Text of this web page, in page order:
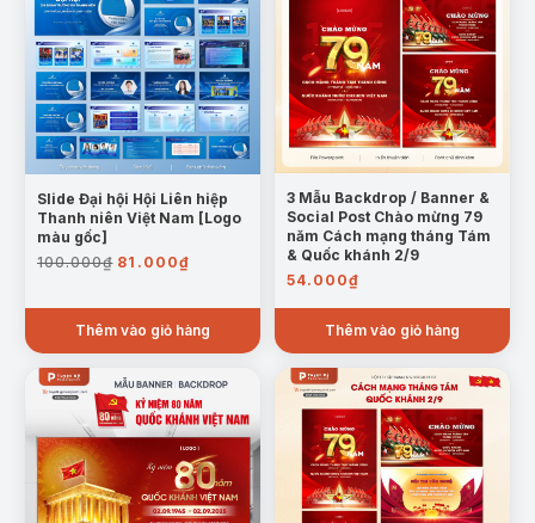
Slide Đại hội Hội Liên hiệp
Thanh niên Việt Nam [Logo
màu gốc]
100.000₫ Giá
là:
100.000₫.
81.000₫Giá
tại
là:
81.000₫.
Thêm vào giỏ hàng
3 Mẫu Backdrop / Banner &
Social Post Chào mừng 79
năm Cách mạng tháng Tám
& Quốc khánh 2/9
54.000₫
Thêm vào giỏ hàng